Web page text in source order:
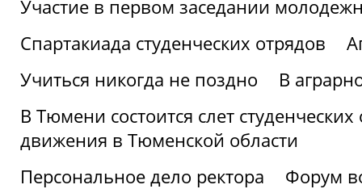
Участие в первом заседании
Спартакиада студенческих отрядов
Учиться никогда не поздно
В
В Тюмени состоится слет
движения в Тюменской области
Персональное дело ректора
Форум